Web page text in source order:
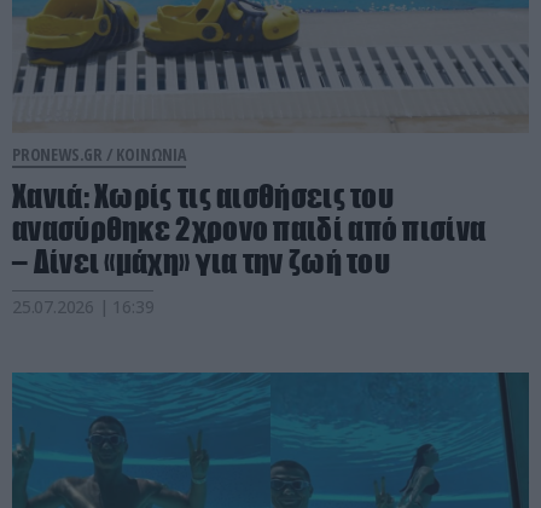
PRONEWS.GR / ΚΟΙΝΩΝΙΑ
Χανιά: Xωρίς τις αισθήσεις του
ανασύρθηκε 2χρονο παιδί από πισίνα
– Δίνει «μάχη» για την ζωή του
25.07.2026 | 16:39